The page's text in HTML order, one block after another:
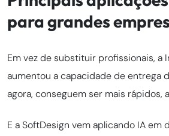
para grandes
Em vez de substituir profissionais, a
aumentou a capacidade de entrega
agora, conseguem ser mais rápidos,
E a SoftDesign vem aplicando IA em